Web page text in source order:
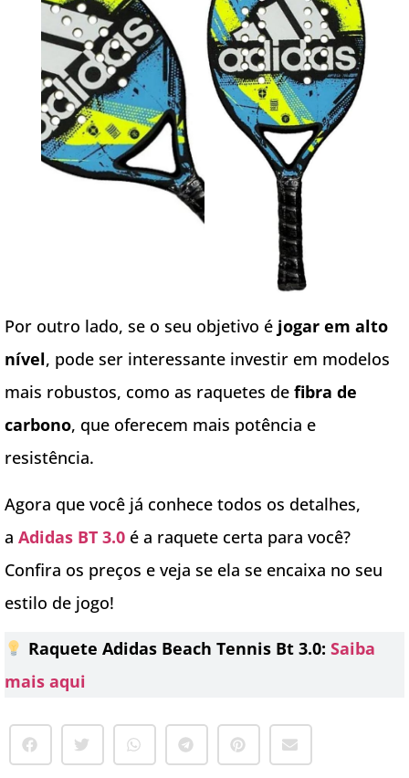
Por outro lado, se o seu objetivo é jogar em alto
nível, pode ser interessante investir em modelos
mais robustos, como as raquetes de fibra de
carbono, que oferecem mais potência e
resistência.
Agora que você já conhece todos os detalhes,
a Adidas BT 3.0 é a raquete certa para você?
Confira os preços e veja se ela se encaixa no seu
estilo de jogo!
Raquete Adidas Beach Tennis Bt 3.0: Saiba
mais aqui